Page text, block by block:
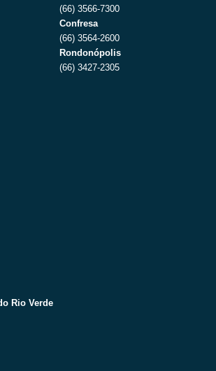
(66) 3566-7300
Confresa
(66) 3564-2600
Rondonópolis
(66) 3427-2305
Rio Verde